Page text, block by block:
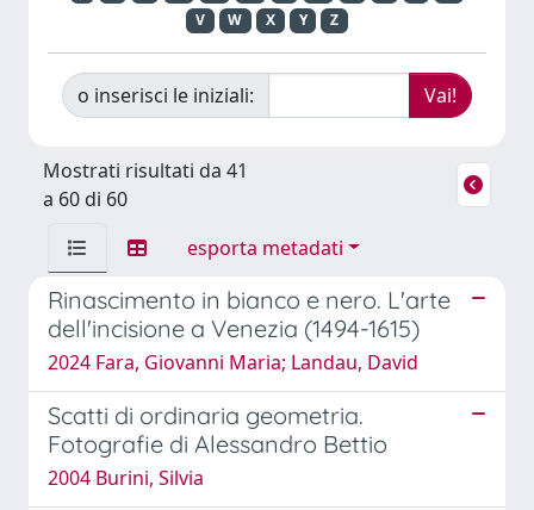
V
W X Y Z
o inserisci le iniziali:
Mostrati risultati da 41
a 60 di 60
esporta metadati
Rinascimento in bianco e nero. L'arte
dell'incisione a Venezia (1494-1615)
2024 Fara, Giovanni Maria; Landau, David
Scatti di ordinaria geometria.
Fotografie di Alessandro Bettio
2004 Burini, Silvia